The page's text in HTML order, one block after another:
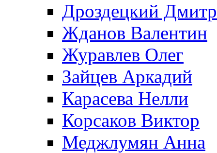
Дроздецкий
Жданов Валентин
Журавлев Олег
Зайцев Аркадий
Карасева Нелли
Корсаков Виктор
Меджлумян Анна